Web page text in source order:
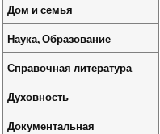
Дом и семья
Наука, Образование
Справочная литература
Духовность
Документальная